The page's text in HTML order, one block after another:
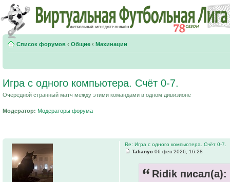
Список форумов ‹ Общие ‹ Махинации
Игра с одного компьютера. Счёт 0-7.
Очередной странный матч между этими командами в одном дивизионе
Модератор: Модераторы форума
Re: Игра с одного компьютера. Счёт 0-7.
Talianyc 06 фев 2026, 16:28
Ridik писал(а):